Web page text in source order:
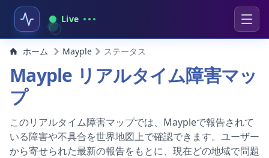
Live
ホーム Mayple ステータス
Mayple リアルタイム障害マッ
プ
このリアルタイム障害マップでは、Maypleで報告されて
いる障害や不具合を世界地図上で確認できます。ユーザー
から寄せられた最新の報告をもとに、現在どの地域で問題